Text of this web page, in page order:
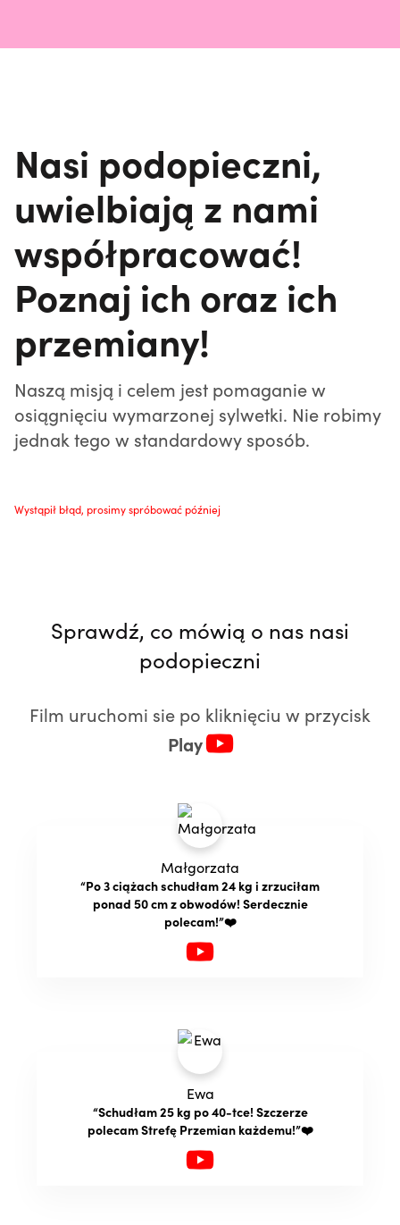
Nasi podopieczni,
uwielbiają z nami
współpracować!
Poznaj ich oraz ich
przemiany!
Naszą misją i celem jest pomaganie w
osiągnięciu wymarzonej sylwetki. Nie robimy
jednak tego w standardowy sposób.
Wystąpił błąd, prosimy spróbować później
Sprawdź, co mówią o nas nasi
podopieczni
Film uruchomi sie po kliknięciu w przycisk
Play
Małgorzata
“Po 3 ciążach schudłam 24 kg i zrzuciłam
ponad 50 cm z obwodów! Serdecznie
polecam!”❤️
Ewa
“Schudłam 25 kg po 40-tce! Szczerze
polecam Strefę Przemian każdemu!”❤️